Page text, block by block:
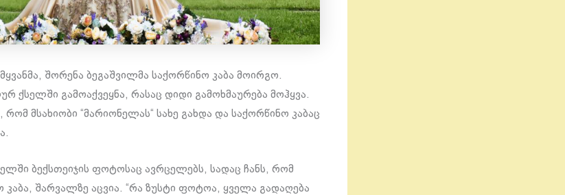
შორენა ბეგაშვილმა საქორწინო კაბა მოირგო.
ქსელში გამოაქვეყნა, რასაც დიდი გამოხმაურება მოჰყვა.
მსახიობი “მარიონელას“ სახე გახდა და საქორწინო კაბაც
ბექსთეიჯის ფოტოსაც ავრცელებს, სადაც ჩანს, რომ
კაბა, შარვალზე აცვია. “რა ზუსტი ფოტოა, ყველა გადაღება